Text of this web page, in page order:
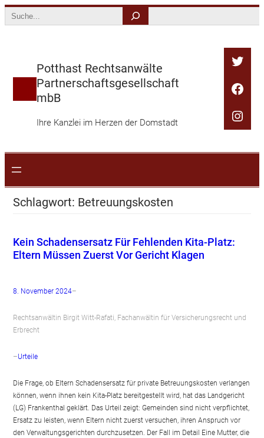
Search
Potthast Rechtsanwälte
Partnerschaftsgesellschaft
mbB
Ihre Kanzlei im Herzen der Domstadt
Schlagwort: Betreuungskosten
Kein Schadensersatz Für Fehlenden Kita-Platz:
Eltern Müssen Zuerst Vor Gericht Klagen
8. November 2024–
Rechtsanwältin Birgit Witt-Rafati, Fachanwältin für Versicherungsrecht und
Erbrecht
–Urteile
Die Frage, ob Eltern Schadensersatz für private Betreuungskosten verlangen
können, wenn ihnen kein Kita-Platz bereitgestellt wird, hat das Landgericht
(LG) Frankenthal geklärt. Das Urteil zeigt: Gemeinden sind nicht verpflichtet,
Ersatz zu leisten, wenn Eltern nicht zuerst versuchen, ihren Anspruch vor
den Verwaltungsgerichten durchzusetzen. Der Fall im Detail Eine Mutter, die